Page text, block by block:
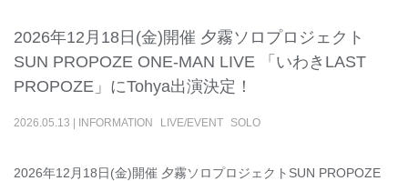
2026年12月18日(金)開催 夕霧ソロプロジェクト
SUN PROPOZE ONE-MAN LIVE 「いわきLAST
PROPOZE」にTohya出演決定！
2026.05.13 INFORMATION LIVE/EVENT SOLO
2026年12月18日(金)開催 夕霧ソロプロジェクトSUN PROPOZE